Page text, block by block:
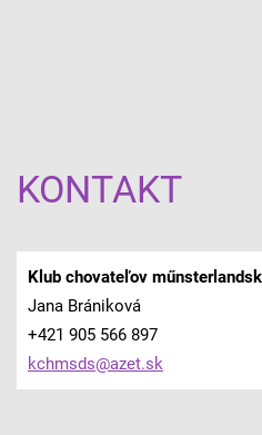
KONTAKT
Klub chovateľov
Jana Brániková
+421 905 566 897
kchmsds@azet.sk